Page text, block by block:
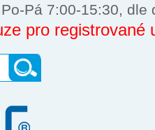
Pá 7:00-15:30, dle
pro registrované